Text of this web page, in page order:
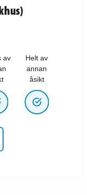
av
Helt av
annan
åsikt